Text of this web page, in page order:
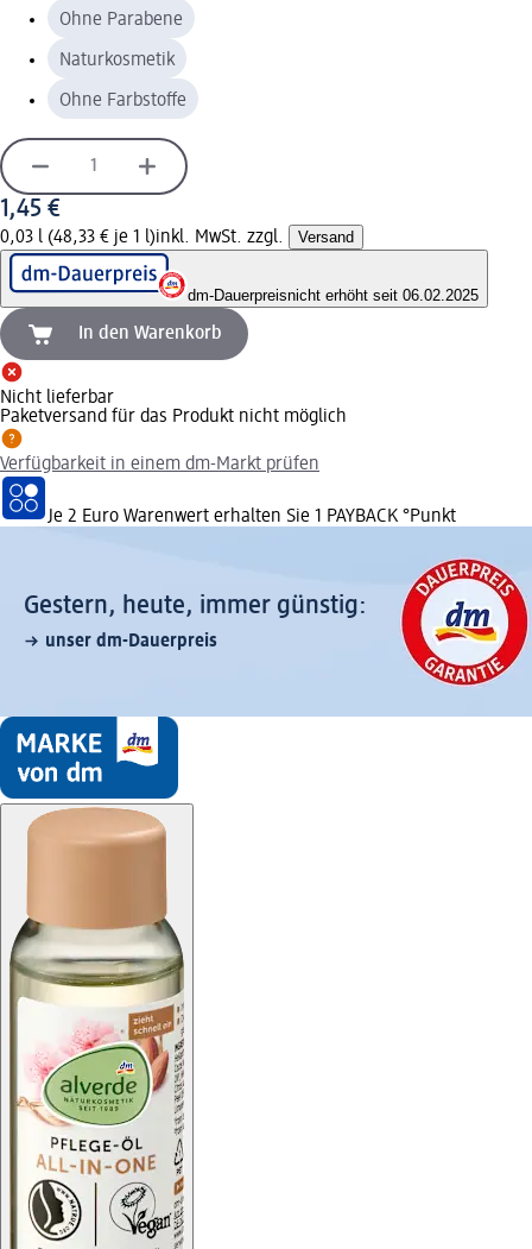
Ohne Parabene
Naturkosmetik
Ohne Farbstoffe
1,45 €
0,03 l (48,33 € je 1 l)inkl. MwSt. zzgl. Versand
dm-Dauerpreisnicht erhöht seit 06.02.2025
In den Warenkorb
Nicht lieferbar
Paketversand für das Produkt nicht möglich
Verfügbarkeit in einem dm-Markt prüfen
Je 2 Euro Warenwert erhalten Sie 1 PAYBACK °Punkt
Gestern, heute, immer günstig:
unser dm-Dauerpreis